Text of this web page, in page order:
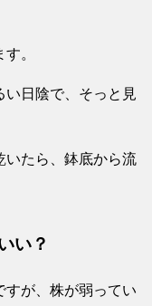
。
い日陰で、そっと見
いたら、鉢底から流
い？
すが、株が弱ってい